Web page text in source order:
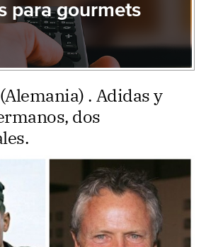
para gourmets
. Adidas y
dos